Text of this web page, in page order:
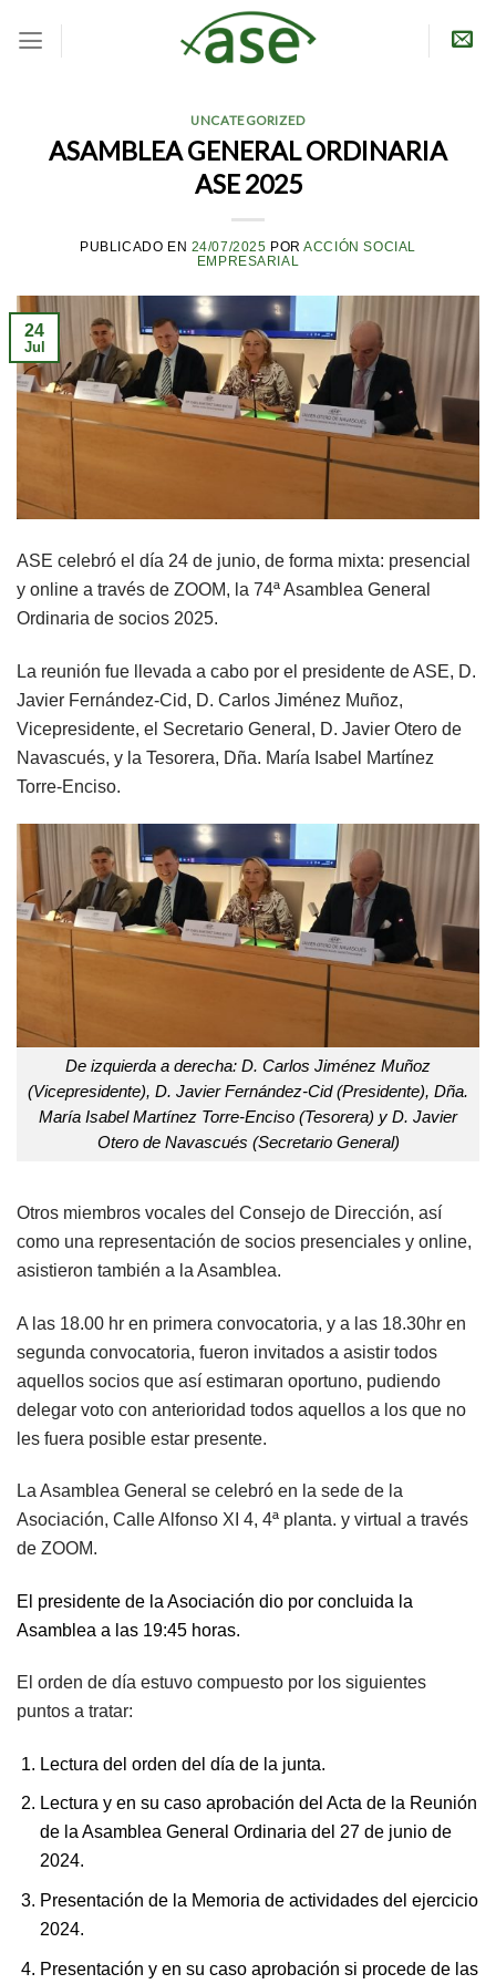
UNCATEGORIZED
ASAMBLEA GENERAL ORDINARIA
ASE 2025
PUBLICADO EN 24/07/2025 PORACCIÓN SOCIAL
EMPRESARIAL
24
Jul
ASE celebró el día 24 de junio, de forma mixta: presencial
y online a través de ZOOM, la 74ª Asamblea General
Ordinaria de socios 2025.
La reunión fue llevada a cabo por el presidente de ASE, D.
Javier Fernández-Cid, D. Carlos Jiménez Muñoz,
Vicepresidente, el Secretario General, D. Javier Otero de
Navascués, y la Tesorera, Dña. María Isabel Martínez
Torre-Enciso.
De izquierda a derecha: D. Carlos Jiménez Muñoz
(Vicepresidente), D. Javier Fernández-Cid (Presidente), Dña.
María Isabel Martínez Torre-Enciso (Tesorera) y D. Javier
Otero de Navascués (Secretario General)
Otros miembros vocales del Consejo de Dirección, así
como una representación de socios presenciales y online,
asistieron también a la Asamblea.
A las 18.00 hr en primera convocatoria, y a las 18.30hr en
segunda convocatoria, fueron invitados a asistir todos
aquellos socios que así estimaran oportuno, pudiendo
delegar voto con anterioridad todos aquellos a los que no
les fuera posible estar presente.
La Asamblea General se celebró en la sede de la
Asociación, Calle Alfonso XI 4, 4ª planta. y virtual a través
de ZOOM.
El presidente de la Asociación dio por concluida la
Asamblea a las 19:45 horas.
El orden de día estuvo compuesto por los siguientes
puntos a tratar:
Lectura del orden del día de la junta.
Lectura y en su caso aprobación del Acta de la Reunión
de la Asamblea General Ordinaria del 27 de junio de
2024.
Presentación de la Memoria de actividades del ejercicio
2024.
Presentación y en su caso aprobación si procede de las